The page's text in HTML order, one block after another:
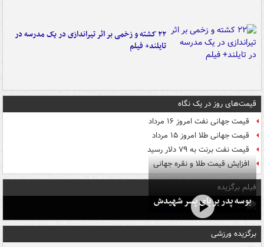
۲۲ کشته و زخمی بر اثر تیراندازی در یک مدرسه در
تایلند+ فیلم
قیمت‌های روز در یک نگاه
قیمت جهانی نفت امروز ۱۶ مرداد
قیمت جهانی طلا امروز ۱۵ مرداد
قیمت نفت برنت به ۷۹ دلار رسید
افزایش قیمت طلا و نقره جهانی
فیلم برگزیده
بوسه‌ پدر بر پای پسر شهیدش
برگزیده ورزشی